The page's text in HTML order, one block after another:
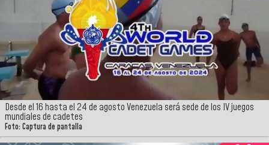
Desde el 16 hasta el 24 de agosto Venezuela será sede de los IV juegos
mundiales de cadetes
Foto: Captura de pantalla